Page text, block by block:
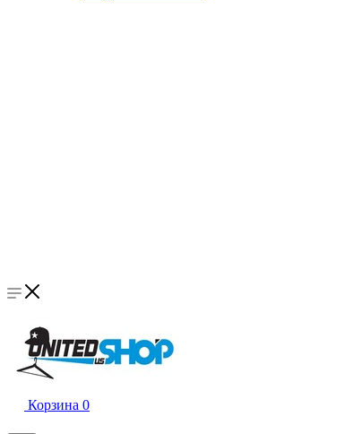
Корзина 0